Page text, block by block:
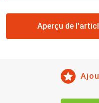
Aperçu de